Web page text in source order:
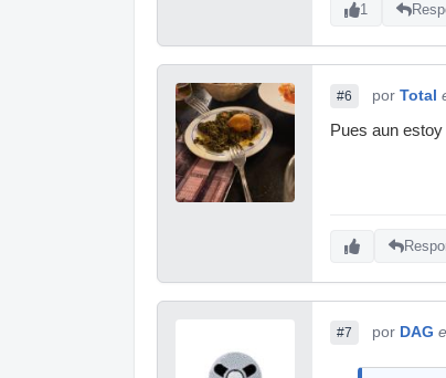
1
#6 por Total
Pues aun
#7 por DAG